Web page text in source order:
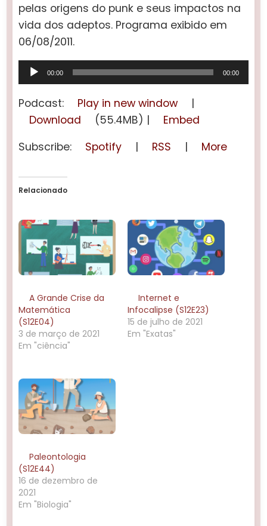
pelas origens do punk e seus impactos na
vida dos adeptos. Programa exibido em
06/08/2011.
Tocador
de
áudio
00:00 00:00
Podcast: Play in new window
|
Download
(55.4MB) |
Embed
Subscribe:
Spotify RSS More
Relacionado
A Grande Crise da
Matemática
(S12E04)
3 de março de 2021
Em "ciência"
Internet e
Infocalipse (S12E23)
15 de julho de 2021
Em "Exatas"
Paleontologia
(S12E44)
16 de dezembro de
2021
Em "Biologia"